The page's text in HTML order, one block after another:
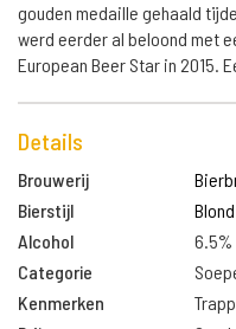
gouden medaille gehaald
werd eerder al beloond met
European Beer Star in 2015.
Details
Brouwerij
Bierstijl
Blond
Alcohol
6.5%
Categorie
Kenmerken